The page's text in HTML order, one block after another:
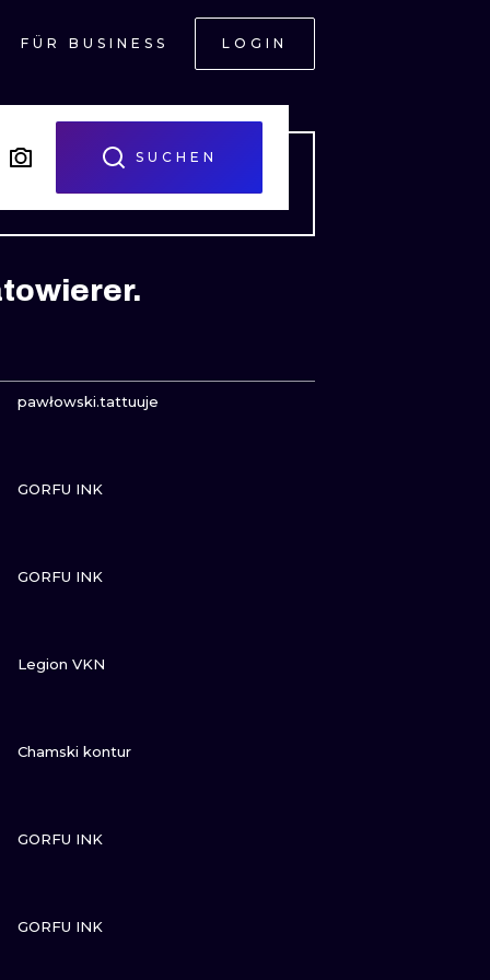
FÜR BUSINESS LOGIN
SUCHEN
SEHE
pawłowski.tattuuje
GORFU INK
GORFU INK
Legion VKN
Chamski kontur
GORFU INK
GORFU INK